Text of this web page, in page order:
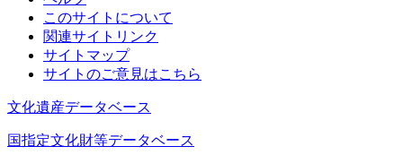
このサイトについて
関連サイトリンク
サイトマップ
サイトのご意見はこちら
文化遺産データベース
国指定文化財等データベース